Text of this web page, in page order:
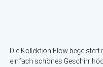
Die Kollektion Flow
einfach schönes Geschirr